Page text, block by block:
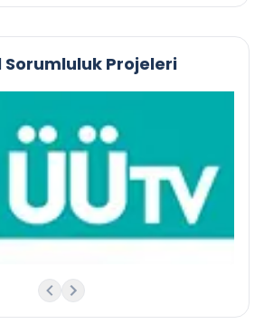
Sorumluluk Projeleri